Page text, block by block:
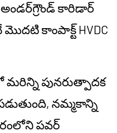
కారిడార్
కాంపాక్ట్ HVDC
మరిన్ని పునరుత్పాదక
నమ్మకాన్ని
పవర్